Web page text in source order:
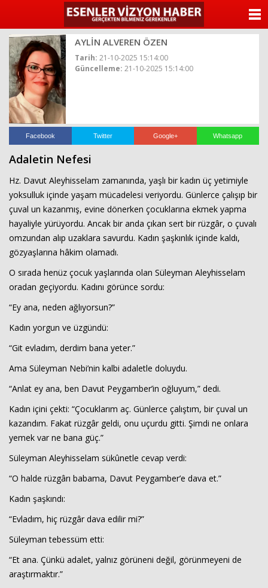
AYLİN ALVEREN ÖZEN
Tarih: 21-10-2025 15:14:00
Güncelleme: 21-10-2025 15:14:00
Facebook Twitter Google+ Whatsapp
Adaletin Nefesi
Hz. Davut Aleyhisselam zamanında, yaşlı bir kadın üç yetimiyle
yoksulluk içinde yaşam mücadelesi veriyordu. Günlerce çalışıp bir
çuval un kazanmış, evine dönerken çocuklarına ekmek yapma
hayaliyle yürüyordu. Ancak bir anda çıkan sert bir rüzgâr, o çuvalı
omzundan alıp uzaklara savurdu. Kadın şaşkınlık içinde kaldı,
gözyaşlarına hâkim olamadı.
O sırada henüz çocuk yaşlarında olan Süleyman Aleyhisselam
oradan geçiyordu. Kadını görünce sordu:
“Ey ana, neden ağlıyorsun?”
Kadın yorgun ve üzgündü:
“Git evladım, derdim bana yeter.”
Ama Süleyman Nebi’nin kalbi adaletle doluydu.
“Anlat ey ana, ben Davut Peygamber’in oğluyum,” dedi.
Kadın içini çekti: “Çocuklarım aç. Günlerce çalıştım, bir çuval un
kazandım. Fakat rüzgâr geldi, onu uçurdu gitti. Şimdi ne onlara
yemek var ne bana güç.”
Süleyman Aleyhisselam sükûnetle cevap verdi:
“O halde rüzgârı babama, Davut Peygamber’e dava et.”
Kadın şaşkındı:
“Evladım, hiç rüzgâr dava edilir mi?”
Süleyman tebessüm etti:
“Et ana. Çünkü adalet, yalnız görüneni değil, görünmeyeni de
araştırmaktır.”
ANASAYFA
YAZARLAR
İLETİŞİM